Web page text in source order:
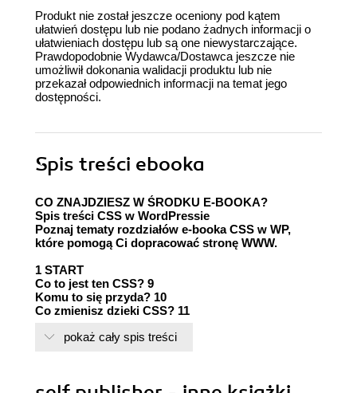
Produkt nie został jeszcze oceniony pod kątem
ułatwień dostępu lub nie podano żadnych informacji o
ułatwieniach dostępu lub są one niewystarczające.
Prawdopodobnie Wydawca/Dostawca jeszcze nie
umożliwił dokonania walidacji produktu lub nie
przekazał odpowiednich informacji na temat jego
dostępności.
Spis treści ebooka
CO ZNAJDZIESZ W ŚRODKU E-BOOKA?
Spis treści CSS w WordPressie
Poznaj tematy rozdziałów e-booka CSS w WP,
które pomogą Ci dopracować stronę WWW.
1 START
Co to jest ten CSS? 9
Komu to się przyda? 10
Co zmienisz dzięki CSS? 11
2 SKŁADNIA CSS
pokaż cały spis treści